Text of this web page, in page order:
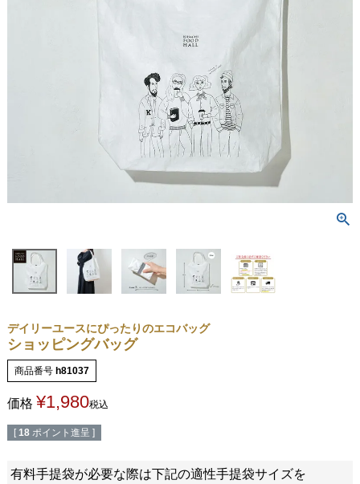
デイリーユースにぴったりのエコバッグ
ショッピングバッグ
商品番号 h81037
価格 ¥1,980税込
[ 18 ポイント進呈 ]
有料手提袋が必要な際は下記の適性手提袋サイズを